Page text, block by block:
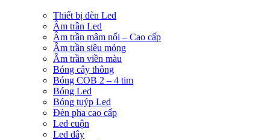
Thiết bị đèn Led
Âm trần Led
Âm trần mâm nổi – Cao cấp
Âm trần siêu mỏng
Âm trần viền màu
Bóng cây thông
Bóng COB 2 – 4 tim
Bóng Led
Bóng tuýp Led
Đèn pha cao cấp
Led cuộn
Led dây